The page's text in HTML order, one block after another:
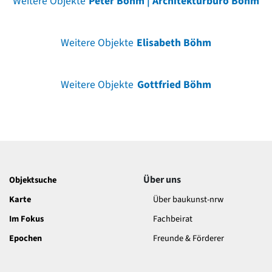
Weitere Objekte Elisabeth Böhm
Weitere Objekte Gottfried Böhm
Objektsuche
Karte
Im Fokus
Epochen
Über uns
Über baukunst-nrw
Fachbeirat
Freunde & Förderer